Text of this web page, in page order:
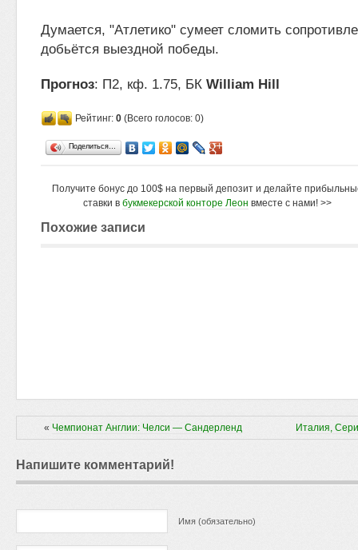
Думается, "Атлетико" сумеет сломить
добьётся выездной победы.
Прогноз: П2, кф. 1.75, БК William Hill
Рейтинг: 0 (Всего голосов: 0)
Поделиться…
Получите бонус до 100$ на первый депозит и делайте
ставки в букмекерской конторе Леон вместе с нами! >>
Похожие записи
« Чемпионат Англии: Челси — Сандерленд Италия,
Напишите комментарий!
Имя (обязательно)